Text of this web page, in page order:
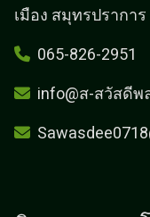
เมือง สมุทรปราการ
065-826-2951
info@ส-สวัสดี